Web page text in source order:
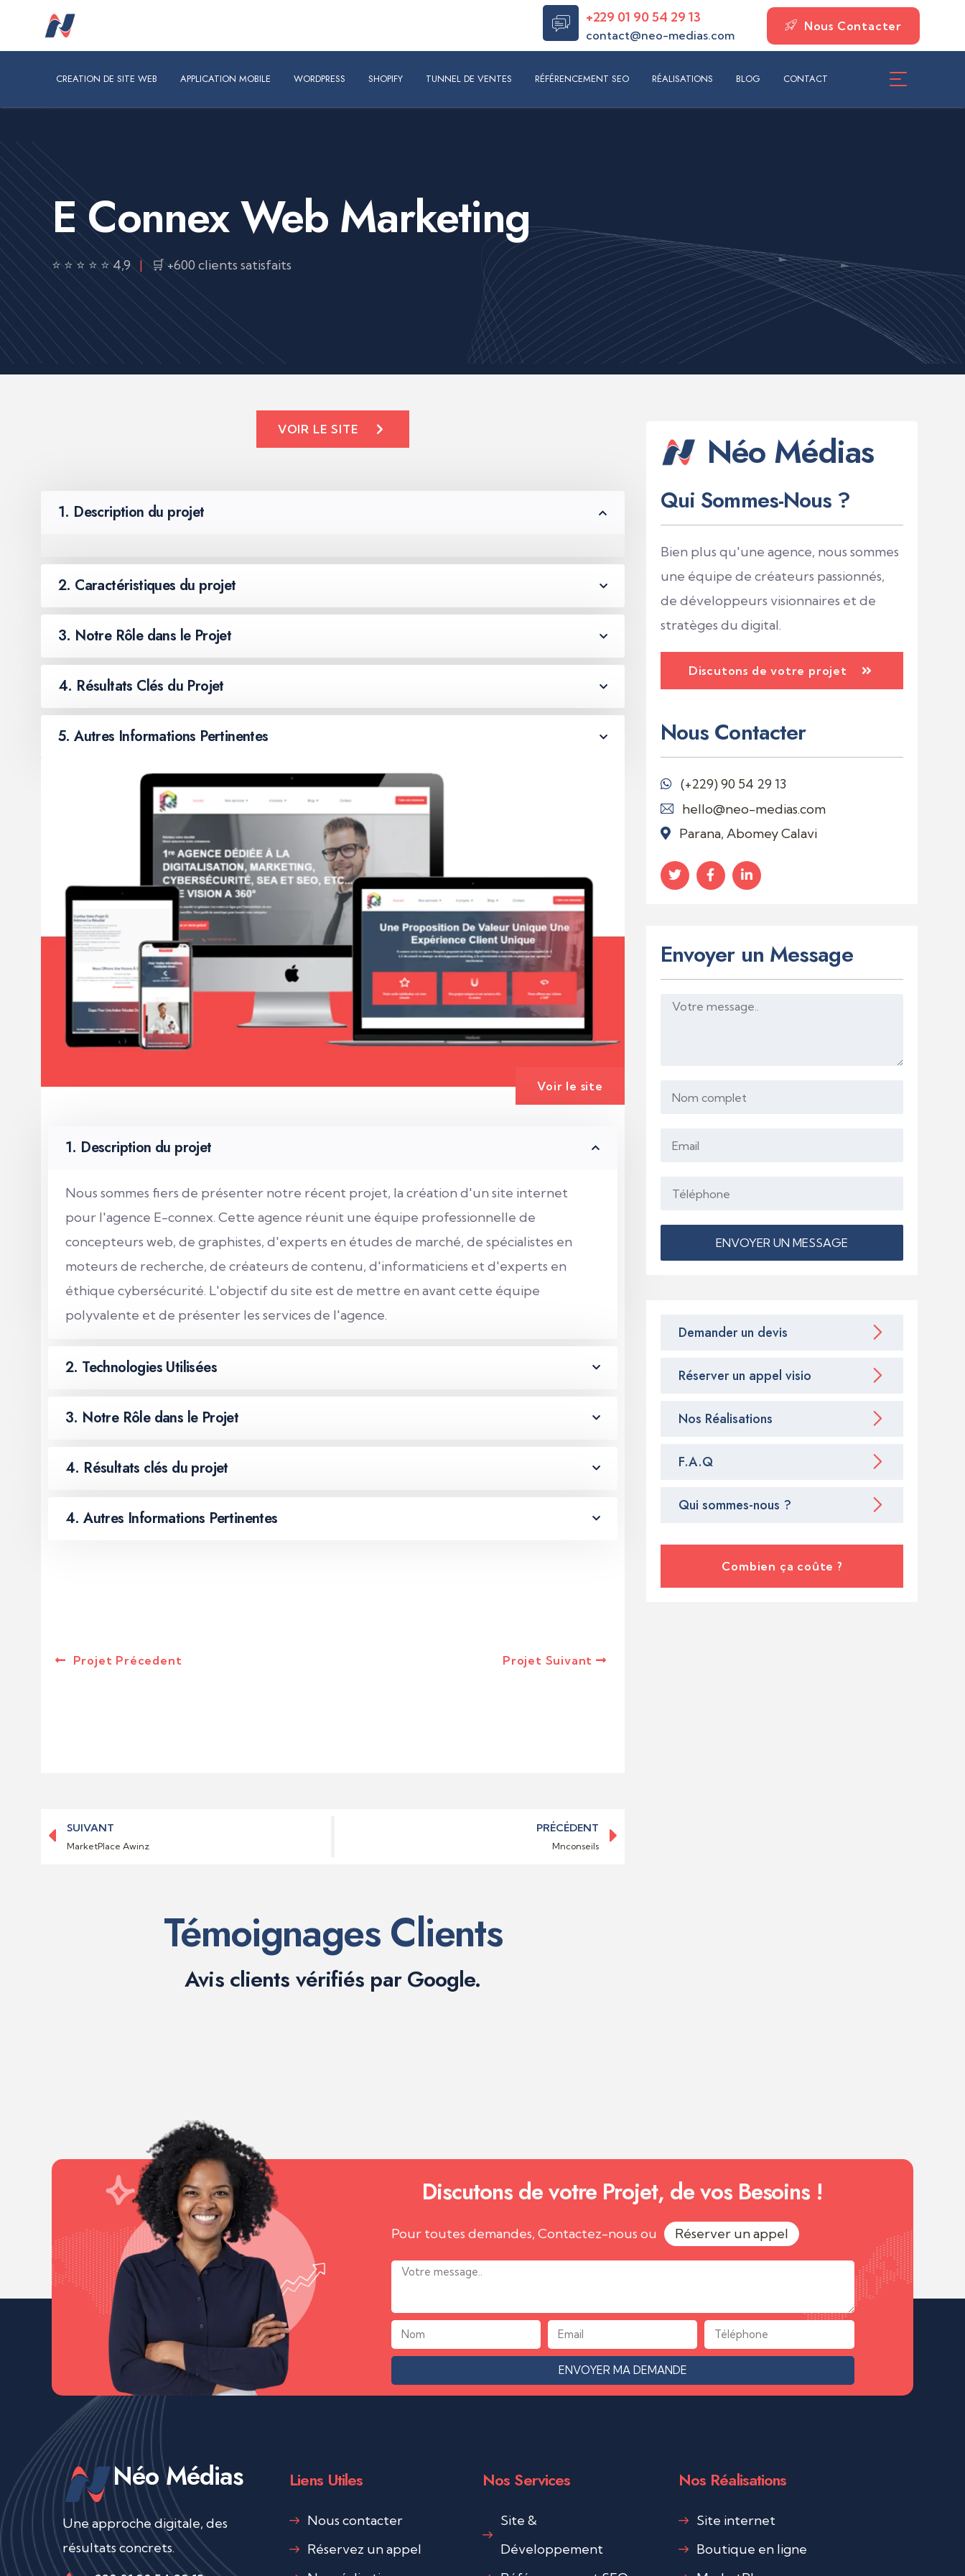
+229 01 90 54 29 13
contact@neo-medias.com
Nous Contacter
CREATION DE SITE WEB APPLICATION MOBILE WORDPRESS SHOPIFY TUNNEL DE VENTES RÉFÉRENCEMENT SEO RÉALISATIONS BLOG CONTACT
CREATION DE SITE WEB RÉFÉRENCEMENT SEO RÉALISATIONS BLOG CONTACT
E Connex Web Marketing
⭐ ⭐ ⭐ ⭐ ⭐ 4,9 | 🛒 +600 clients satisfaits
VOIR LE SITE
1. Description du projet
2. Caractéristiques du projet
3. Notre Rôle dans le Projet
4. Résultats Clés du Projet
5. Autres Informations Pertinentes
Voir le site
1. Description du projet
Nous sommes fiers de présenter notre récent projet, la création d'un site internet
pour l'agence E-connex. Cette agence réunit une équipe professionnelle de
concepteurs web, de graphistes, d'experts en études de marché, de spécialistes en
moteurs de recherche, de créateurs de contenu, d'informaticiens et d'experts en
éthique cybersécurité. L'objectif du site est de mettre en avant cette équipe
polyvalente et de présenter les services de l'agence.
2. Technologies Utilisées
3. Notre Rôle dans le Projet
4. Résultats clés du projet
4. Autres Informations Pertinentes
Projet Précedent Projet Suivant
SUIVANT
MarketPlace Awinz
PRÉCÉDENT
Mnconseils
Témoignages Clients
Avis clients vérifiés par Google.
Néo Médias
Qui Sommes-Nous ?
Bien plus qu'une agence, nous sommes
une équipe de créateurs passionnés,
de développeurs visionnaires et de
stratèges du digital.
Discutons de votre projet
Nous Contacter
(+229)90 54 29 13
hello@neo-medias.com
Parana, Abomey Calavi
Envoyer un Message
ENVOYER UN MESSAGE
Demander un devis
Réserver un appel visio
Nos Réalisations
F.A.Q
Qui sommes-nous ?
Combien ça coûte ?
Discutons de votre Projet, de vos Besoins !
Pour toutes demandes, Contactez-nous ou Réserver un appel
ENVOYER MA DEMANDE
Néo Médias
Une approche digitale, des
résultats concrets.
Liens Utiles
Nous contacter
Réservez un appel
Nos Services
Site &
Développement
Nos Réalisations
Site internet
Boutique en ligne